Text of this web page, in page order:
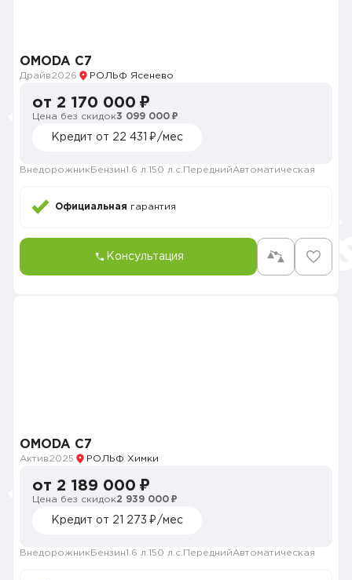
OMODA C7
Драйв2026 РОЛЬФ Ясенево
от 2 170 000 ₽
Цена без скидок3 099 000 ₽
Кредит от 22 431 ₽/мес
Внедорожник Бензин1.6 л. 150 л.с. ПереднийАвтоматическая
Официальная гарантия
Консультация
OMODA C7
Актив2025 РОЛЬФ Химки
от 2 189 000 ₽
Цена без скидок2 939 000 ₽
Кредит от 21 273 ₽/мес
Внедорожник Бензин1.6 л. 150 л.с. ПереднийАвтоматическая